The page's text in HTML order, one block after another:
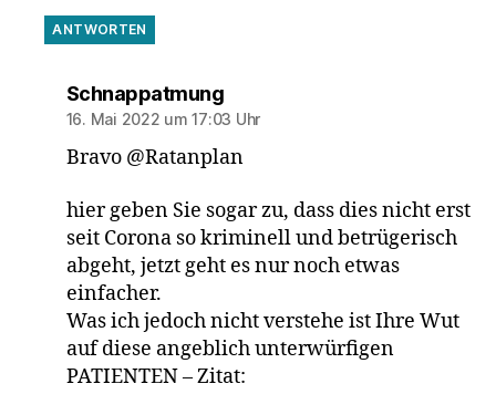
ANTWORTEN
Schnappatmungsagt:
16. Mai 2022 um 17:03 Uhr
Bravo @Ratanplan
hier geben Sie sogar zu, dass dies nicht erst
seit Corona so kriminell und betrügerisch
abgeht, jetzt geht es nur noch etwas
einfacher.
Was ich jedoch nicht verstehe ist Ihre Wut
auf diese angeblich unterwürfigen
PATIENTEN – Zitat: